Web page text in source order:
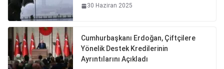
30 Haziran 2025
Cumhurbaşkanı Erdoğan, Çiftçilere
Yönelik Destek Kredilerinin
Ayrıntılarını Açıkladı